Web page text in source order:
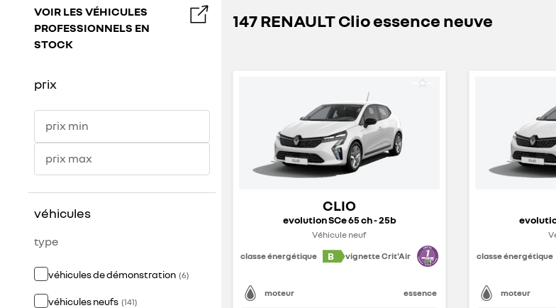
VOIR LES VÉHICULES
PROFESSIONNELS EN
STOCK
prix
prix min
prix max
véhicules
type
véhicules de démonstration (6)
véhicules neufs (141)
147 RENAULT Clio essence neuve
CLIO
evolution SCe 65 ch - 25b
Véhicule neuf
classe énergétique
B vignette Crit'Air
moteur essence
classe énergétique
moteur